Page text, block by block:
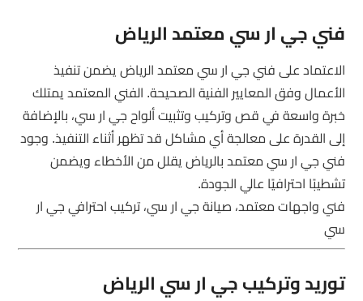
فني جي ار سي معتمد الرياض
الاعتماد على فني جي ار سي معتمد الرياض يضمن تنفيذ
الأعمال وفق المعايير الفنية الصحيحة. الفني المعتمد يمتلك
خبرة واسعة في قص وتركيب وتثبيت ألواح جي ار سي، بالإضافة
إلى القدرة على معالجة أي مشاكل قد تظهر أثناء التنفيذ. وجود
فني جي ار سي معتمد بالرياض يقلل من الأخطاء ويضمن
تشطيبًا احترافيًا عالي الجودة.
فني واجهات معتمد، صيانة جي ار سي، تركيب احترافي جي ار
سي
توريد وتركيب جي ار سي الرياض